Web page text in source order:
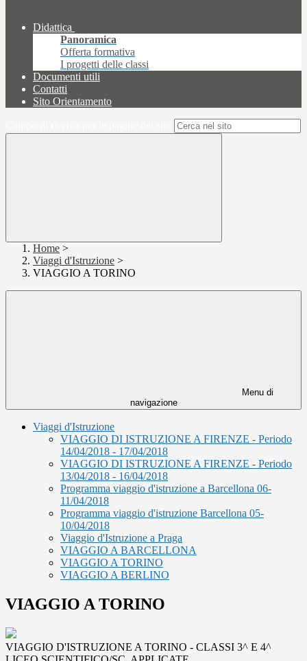
Didattica
Panoramica
Offerta formativa
I progetti delle classi
Documenti utili
Contatti
Sito Orientamento
Home >
Viaggi d'Istruzione >
VIAGGIO A TORINO
Menu di
navigazione
Viaggi d'Istruzione
VIAGGIO DI ISTRUZIONE A FIRENZE - Periodo
14/04/2018 - 17/04/2018
VIAGGIO DI ISTRUZIONE A FIRENZE - Periodo
13/04/2018 - 16/04/2018
Programma viaggio d'istruzione a Barcellona 06-
11/04/2018
Programma viaggio d'istruzione Barcellona 05-
10/04/2018
Viaggio d'Istruzione a Praga
VIAGGIO A BARCELLONA
VIAGGIO A TORINO
VIAGGIO A BERLINO
VIAGGIO A TORINO
VIAGGIO D'ISTRUZIONE A TORINO - CLASSI 3^ E 4^